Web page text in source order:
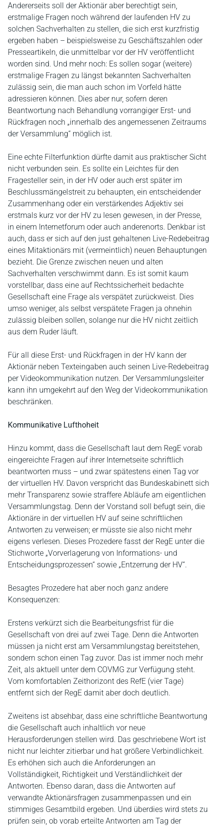
Andererseits soll der Aktionär aber berechtigt sein,
erstmalige Fragen noch während der laufenden HV zu
solchen Sachverhalten zu stellen, die sich erst kurzfristig
ergeben haben – beispielsweise zu Geschäftszahlen oder
Presseartikeln, die unmittelbar vor der HV veröffentlicht
worden sind. Und mehr noch: Es sollen sogar (weitere)
erstmalige Fragen zu längst bekannten Sachverhalten
zulässig sein, die man auch schon im Vorfeld hätte
adressieren können. Dies aber nur, sofern deren
Beantwortung nach Behandlung vorrangiger Erst- und
Rückfragen noch „innerhalb des angemessenen Zeitraums
der Versammlung“ möglich ist.
Eine echte Filterfunktion dürfte damit aus praktischer Sicht
nicht verbunden sein. Es sollte ein Leichtes für den
Fragesteller sein, in der HV oder auch erst später im
Beschlussmängelstreit zu behaupten, ein entscheidender
Zusammenhang oder ein verstärkendes Adjektiv sei
erstmals kurz vor der HV zu lesen gewesen, in der Presse,
in einem Internetforum oder auch anderenorts. Denkbar ist
auch, dass er sich auf den just gehaltenen Live-Redebeitrag
eines Mitaktionärs mit (vermeintlich) neuen Behauptungen
bezieht. Die Grenze zwischen neuen und alten
Sachverhalten verschwimmt dann. Es ist somit kaum
vorstellbar, dass eine auf Rechtssicherheit bedachte
Gesellschaft eine Frage als verspätet zurückweist. Dies
umso weniger, als selbst verspätete Fragen ja ohnehin
zulässig bleiben sollen, solange nur die HV nicht zeitlich
aus dem Ruder läuft.
Für all diese Erst- und Rückfragen in der HV kann der
Aktionär neben Texteingaben auch seinen Live-Redebeitrag
per Videokommunikation nutzen. Der Versammlungsleiter
kann ihn umgekehrt auf den Weg der Videokommunikation
beschränken.
Kommunikative Lufthoheit
Hinzu kommt, dass die Gesellschaft laut dem RegE vorab
eingereichte Fragen auf ihrer Internetseite schriftlich
beantworten muss – und zwar spätestens einen Tag vor
der virtuellen HV. Davon verspricht das Bundeskabinett sich
mehr Transparenz sowie straffere Abläufe am eigentlichen
Versammlungstag. Denn der Vorstand soll befugt sein, die
Aktionäre in der virtuellen HV auf seine schriftlichen
Antworten zu verweisen; er müsste sie also nicht mehr
eigens verlesen. Dieses Prozedere fasst der RegE unter die
Stichworte „Vorverlagerung von Informations- und
Entscheidungsprozessen“ sowie „Entzerrung der HV“.
Besagtes Prozedere hat aber noch ganz andere
Konsequenzen:
Erstens verkürzt sich die Bearbeitungsfrist für die
Gesellschaft von drei auf zwei Tage. Denn die Antworten
müssen ja nicht erst am Versammlungstag bereitstehen,
sondern schon einen Tag zuvor. Das ist immer noch mehr
Zeit, als aktuell unter dem COVMG zur Verfügung steht.
Vom komfortablen Zeithorizont des RefE (vier Tage)
entfernt sich der RegE damit aber doch deutlich.
Zweitens ist absehbar, dass eine schriftliche Beantwortung
die Gesellschaft auch inhaltlich vor neue
Herausforderungen stellen wird. Das geschriebene Wort ist
nicht nur leichter zitierbar und hat größere Verbindlichkeit.
Es erhöhen sich auch die Anforderungen an
Vollständigkeit, Richtigkeit und Verständlichkeit der
Antworten. Ebenso daran, dass die Antworten auf
verwandte Aktionärsfragen zusammenpassen und ein
stimmiges Gesamtbild ergeben. Und überdies wird stets zu
prüfen sein, ob vorab erteilte Antworten am Tag der